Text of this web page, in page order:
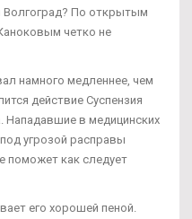
Волгоград? По открытым
четко не
намного медленнее, чем
действие Суспензия
Нападавшие в медицинских
угрозой расправы
поможет как следует
его хорошей пеной.